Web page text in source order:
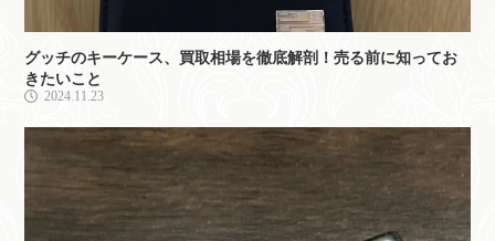
2024.11.23
グッチのキーケース、買取相場を徹底解剖！売る前に知ってお
きたいこと